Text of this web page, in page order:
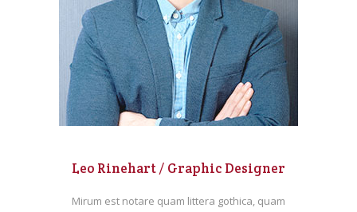
Leo Rinehart / Graphic Designer
Mirum est notare quam littera gothica, quam